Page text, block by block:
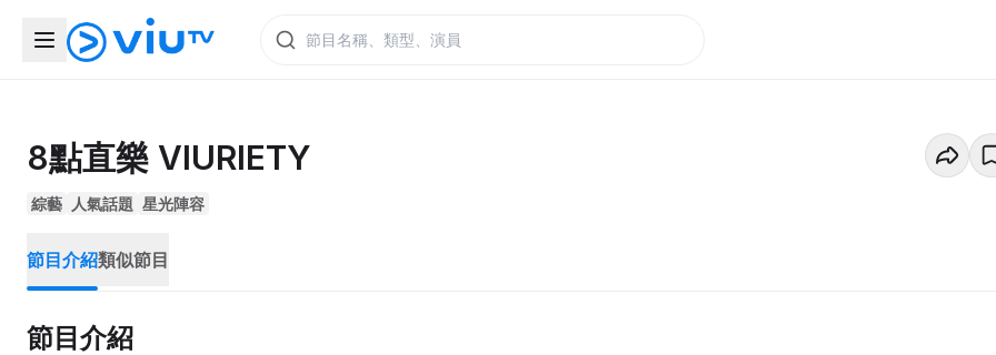
8點直樂 VIURIETY
綜藝 人氣話題 星光陣容
節目介紹類似節目
節目介紹